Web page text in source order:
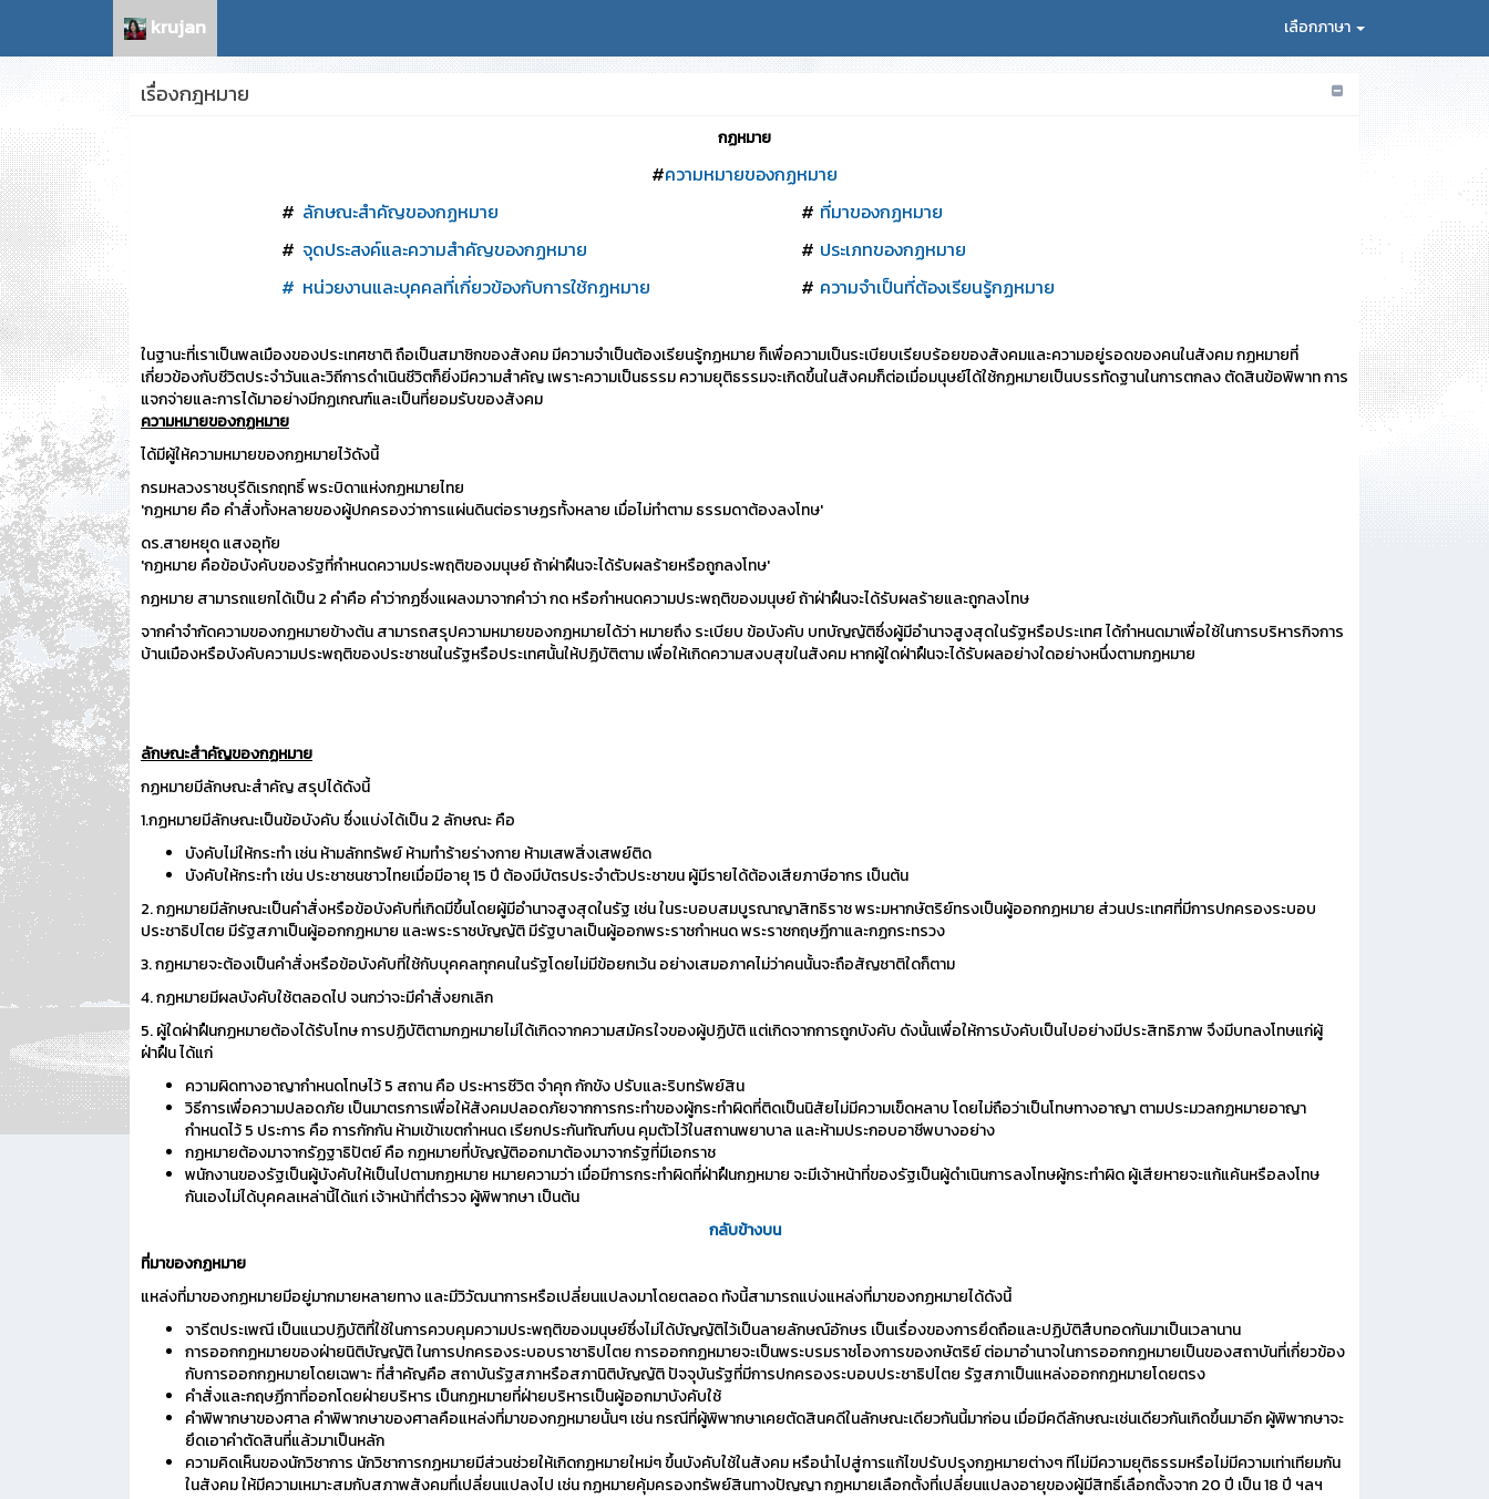
krujan เลือกภาษา
เรื่องกฎหมาย
กฏหมาย
#ความหมายของกฏหมาย
# ลักษณะสำคัญของกฏหมาย # ที่มาของกฏหมาย
# จุดประสงค์และความสำคัญของกฏหมาย # ประเภทของกฏหมาย
# หน่วยงานและบุคคลที่เกี่ยวข้องกับการใช้กฏหมาย # ความจำเป็นที่ต้องเรียนรู้กฏหมาย
ในฐานะที่เราเป็นพลเมืองของประเทศชาติ ถือเป็นสมาชิกของสังคม มีความจำเป็นต้องเรียนรู้กฏหมาย ก็เพื่อความเป็นระเบียบเรียบร้อยของสังคมและความอยู่รอดของคนในสังคม กฏหมายที่
เกี่ยวข้องกับชีวิตประจำวันและวิถีการดำเนินชีวิตก็ยิ่งมีความสำคัญ เพราะความเป็นธรรม ความยุติธรรมจะเกิดขึ้นในสังคมก็ต่อเมื่อมนุษย์ได้ใช้กฏหมายเป็นบรรทัดฐานในการตกลง ตัดสินข้อพิพาท การ
แจกจ่ายและการได้มาอย่างมีกฏเกณฑ์และเป็นที่ยอมรับของสังคม
ความหมายของกฏหมาย
ได้มีผู้ให้ความหมายของกฏหมายไว้ดังนี้
กรมหลวงราชบุรีดิเรกฤทธิ์ พระบิดาแห่งกฏหมายไทย
'กฏหมาย คือ คำสั่งทั้งหลายของผู้ปกครองว่าการแผ่นดินต่อราษฏรทั้งหลาย เมื่อไม่ทำตาม ธรรมดาต้องลงโทษ'
ดร.สายหยุด แสงอุทัย
'กฏหมาย คือข้อบังคับของรัฐที่กำหนดความประพฤติของมนุษย์ ถ้าฝ่าฝืนจะได้รับผลร้ายหรือถูกลงโทษ'
กฏหมาย สามารถแยกได้เป็น 2 คำคือ คำว่ากฏซึ่งแผลงมาจากคำว่า กด หรือกำหนดความประพฤติของมนุษย์ ถ้าฝ่าฝืนจะได้รับผลร้ายและถูกลงโทษ
จากคำจำกัดความของกฏหมายข้างต้น สามารถสรุปความหมายของกฏหมายได้ว่า หมายถึง ระเบียบ ข้อบังคับ บทบัญญัติซึ่งผู้มีอำนาจสูงสุดในรัฐหรือประเทศ ได้กำหนดมาเพื่อใช้ในการบริหารกิจการ
บ้านเมืองหรือบังคับความประพฤติของประชาชนในรัฐหรือประเทศนั้นให้ปฏิบัติตาม เพื่อให้เกิดความสงบสุขในสังคม หากผู้ใดฝ่าฝืนจะได้รับผลอย่างใดอย่างหนึ่งตามกฏหมาย
ลักษณะสำคัญของกฏหมาย
กฏหมายมีลักษณะสำคัญ สรุปได้ดังนี้
1.กฏหมายมีลักษณะเป็นข้อบังคับ ซึ่งแบ่งได้เป็น 2 ลักษณะ คือ
บังคับไม่ให้กระทำ เช่น ห้ามลักทรัพย์ ห้ามทำร้ายร่างกาย ห้ามเสพสิ่งเสพย์ติด
บังคับให้กระทำ เช่น ประชาชนชาวไทยเมื่อมีอายุ 15 ปี ต้องมีบัตรประจำตัวประชาขน ผู้มีรายได้ต้องเสียภาษีอากร เป็นต้น
2. กฏหมายมีลักษณะเป็นคำสั่งหรือข้อบังคับที่เกิดมีขึ้นโดยผู้มีอำนาจสูงสุดในรัฐ เช่น ในระบอบสมบูรณาญาสิทธิราช พระมหากษัตริย์ทรงเป็นผู้ออกกฏหมาย ส่วนประเทศที่มีการปกครองระบอบ
ประชาธิปไตย มีรัฐสภาเป็นผู้ออกกฏหมาย และพระราชบัญญัติ มีรัฐบาลเป็นผู้ออกพระราชกำหนด พระราชกฤษฏีกาและกฏกระทรวง
3. กฏหมายจะต้องเป็นคำสั่งหรือข้อบังคับที่ใช้กับบุคคลทุกคนในรัฐโดยไม่มีข้อยกเว้น อย่างเสมอภาคไม่ว่าคนนั้นจะถือสัญชาติใดก็ตาม
4. กฏหมายมีผลบังคับใช้ตลอดไป จนกว่าจะมีคำสั่งยกเลิก
5. ผู้ใดฝ่าฝืนกฏหมายต้องได้รับโทษ การปฏิบัติตามกฏหมายไม่ได้เกิดจากความสมัครใจของผู้ปฏิบัติ แต่เกิดจากการถูกบังคับ ดังนั้นเพื่อให้การบังคับเป็นไปอย่างมีประสิทธิภาพ จึงมีบทลงโทษแก่ผู้
ฝ่าฝืน ได้แก่
ความผิดทางอาญากำหนดโทษไว้ 5 สถาน คือ ประหารชีวิต จำคุก กักขัง ปรับและริบทรัพย์สิน
วิธีการเพื่อความปลอดภัย เป็นมาตรการเพื่อให้สังคมปลอดภัยจากการกระทำของผู้กระทำผิดที่ติดเป็นนิสัยไม่มีความเข็ดหลาบ โดยไม่ถือว่าเป็นโทษทางอาญา ตามประมวลกฏหมายอาญา
กำหนดไว้ 5 ประการ คือ การกักกัน ห้ามเข้าเขตกำหนด เรียกประกันทัณฑ์บน คุมตัวไว้ในสถานพยาบาล และห้ามประกอบอาชีพบางอย่าง
กฏหมายต้องมาจากรัฏฐาธิปัตย์ คือ กฏหมายที่บัญญัติออกมาต้องมาจากรัฐที่มีเอกราช
พนักงานของรัฐเป็นผู้บังคับให้เป็นไปตามกฏหมาย หมายความว่า เมื่อมีการกระทำผิดที่ฝ่าฝืนกฏหมาย จะมีเจ้าหน้าที่ของรัฐเป็นผู้ดำเนินการลงโทษผู้กระทำผิด ผู้เสียหายจะแก้แค้นหรือลงโทษ
กันเองไม่ได้บุคคลเหล่านี้ได้แก่ เจ้าหน้าที่ตำรวจ ผู้พิพากษา เป็นต้น
กลับข้างบน
ที่มาของกฏหมาย
แหล่งที่มาของกฏหมายมีอยู่มากมายหลายทาง และมีวิวัฒนาการหรือเปลี่ยนแปลงมาโดยตลอด ทังนี้สามารถแบ่งแหล่งที่มาของกฏหมายได้ดังนี้
จารีตประเพณี เป็นแนวปฏิบัติที่ใช้ในการควบคุมความประพฤติของมนุษย์ซึ่งไม่ได้บัญญัติไว้เป็นลายลักษณ์อักษร เป็นเรื่องของการยึดถือและปฏิบัติสืบทอดกันมาเป็นเวลานาน
การออกกฏหมายของฝ่ายนิติบัญญัติ ในการปกครองระบอบราชาธิปไตย การออกกฏหมายจะเป็นพระบรมราชโองการของกษัตริย์ ต่อมาอำนาจในการออกกฏหมายเป็นของสถาบันที่เกี่ยวข้อง
กับการออกกฏหมายโดยเฉพาะ ที่สำคัญคือ สถาบันรัฐสภาหรือสภานิติบัญญัติ ปัจจุบันรัฐที่มีการปกครองระบอบประชาธิปไตย รัฐสภาเป็นแหล่งออกกฏหมายโดยตรง
คำสั่งและกฤษฏีกาที่ออกโดยฝ่ายบริหาร เป็นกฏหมายที่ฝ่ายบริหารเป็นผู้ออกมาบังคับใช้
คำพิพากษาของศาล คำพิพากษาของศาลคือแหล่งที่มาของกฏหมายนั้นๆ เช่น กรณีที่ผู้พิพากษาเคยตัดสินคดีในลักษณะเดียวกันนี้มาก่อน เมื่อมีคดีลักษณะเช่นเดียวกันเกิดขึ้นมาอีก ผู้พิพากษาจะ
ยึดเอาคำตัดสินที่แล้วมาเป็นหลัก
ความคิดเห็นของนักวิชาการ นักวิชาการกฏหมายมีส่วนช่วยให้เกิดกฏหมายใหม่ๆ ขึ้นบังคับใช้ในสังคม หรือนำไปสู่การแก้ไขปรับปรุงกฏหมายต่างๆ ทีไม่มีความยุติธรรมหรือไม่มีความเท่าเทียมกัน
ในสังคม ให้มีความเหมาะสมกับสภาพสังคมที่เปลี่ยนแปลงไป เช่น กฏหมายคุ้มครองทรัพย์สินทางปัญญา กฏหมายเลือกตั้งที่เปลี่ยนแปลงอายุของผู้มีสิทธิ์เลือกตั้งจาก 20 ปี เป็น 18 ปี ฯลฯ